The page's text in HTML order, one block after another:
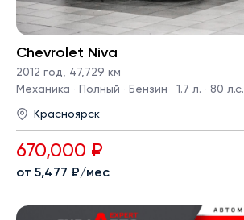
Chevrolet Niva
2012 год, 47,729 км
Механика · Полный · Бензин · 1.7 л. · 80 л.с.
Красноярск
670,000 ₽
от 5,477 ₽/мес